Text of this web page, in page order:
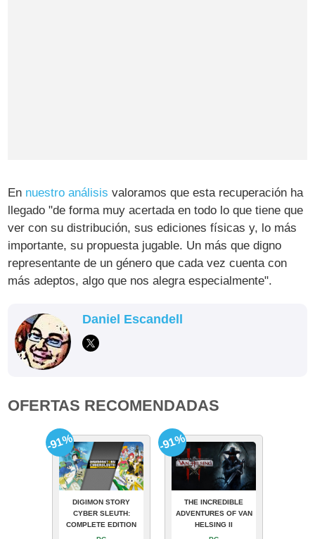
En nuestro análisis valoramos que esta recuperación ha
llegado "de forma muy acertada en todo lo que tiene que
ver con su distribución, sus ediciones físicas y, lo más
importante, su propuesta jugable. Un más que digno
representante de un género que cada vez cuenta con
más adeptos, algo que nos alegra especialmente".
Daniel Escandell
OFERTAS RECOMENDADAS
DIGIMON STORY
CYBER SLEUTH:
COMPLETE EDITION
-91%
THE INCREDIBLE
ADVENTURES OF VAN
HELSING II
-91%